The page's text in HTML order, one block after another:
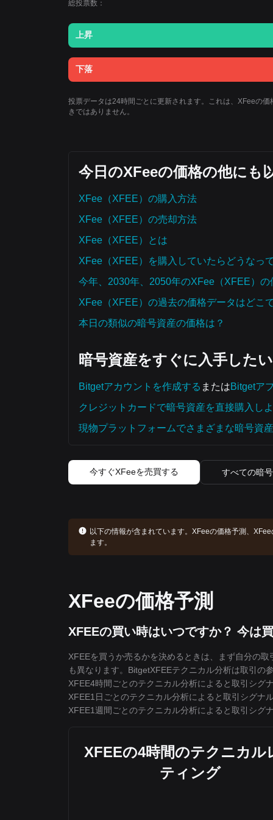
総投票数：
上昇
下落
投票データは24時間ごとに更新されます。これは、XFeeの
きではありません。
今日のXFeeの価格の他にも
XFee（XFEE）の購入方法
XFee（XFEE）の売却方法
XFee（XFEE）とは
XFee（XFEE）を購入していたらどうなっ
今年、2030年、2050年のXFee（XFEE）の
XFee（XFEE）の過去の価格データはどこ
本日の類似の暗号資産の価格は？
暗号資産をすぐに入手した
Bitgetアカウントを作成する またはBitgetア
クレジットカードで暗号資産を直接購入し
現物プラットフォームでさまざまな暗号資
今すぐXFeeを売買する すべての暗
以下の情報が含まれています。XFeeの価格予測、
ます。
XFeeの価格予測
XFEEの買い時はいつですか？ 今は
XFEEを買うか売るかを決めるときは、まず自分の
も異なります。BitgetXFEEテクニカル分析は取引の
XFEE4時間ごとのテクニカル分析によると取引シグ
XFEE1日ごとのテクニカル分析によると取引シグナ
XFEE1週間ごとのテクニカル分析によると取引シグ
XFEEの4時間のテクニカル
ティング